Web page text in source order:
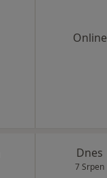
Dnes
7 Srpen